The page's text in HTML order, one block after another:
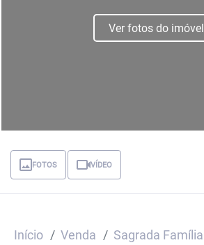
Ver fotos do imóvel
FOTOS VÍDEO
Início Venda
Sagrada Família